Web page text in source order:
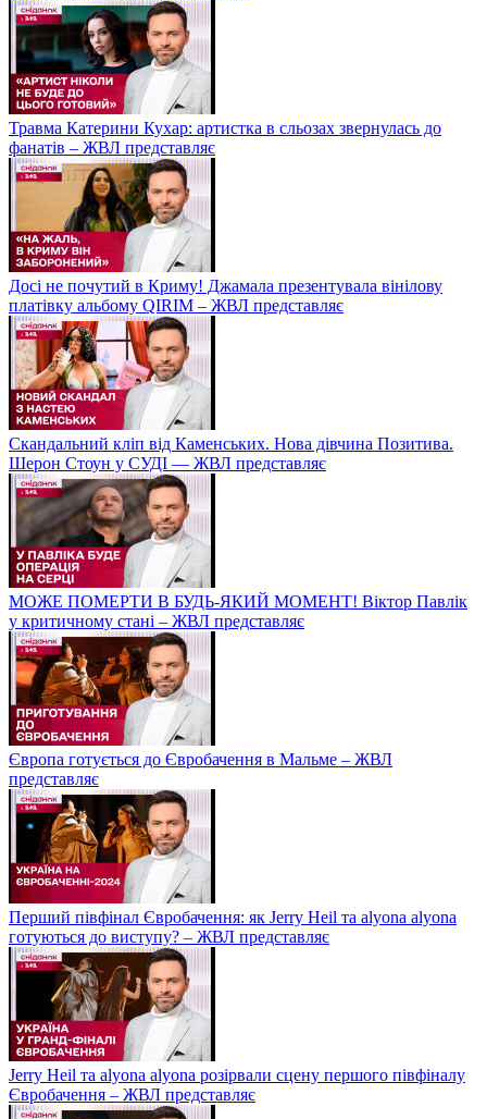
Травма Катерини Кухар: артистка в сльозах звернулась до
фанатів – ЖВЛ представляє
Досі не почутий в Криму! Джамала презентувала вінілову
платівку альбому QIRIM – ЖВЛ представляє
Скандальний кліп від Каменських. Нова дівчина Позитива.
Шерон Стоун у СУДІ — ЖВЛ представляє
МОЖЕ ПОМЕРТИ В БУДЬ-ЯКИЙ МОМЕНТ! Віктор Павлік
у критичному стані – ЖВЛ представляє
Європа готується до Євробачення в Мальме – ЖВЛ
представляє
Перший півфінал Євробачення: як Jerry Heil та alyona alyona
готуються до виступу? – ЖВЛ представляє
Jerry Heil та аlyona аlyona розірвали сцену першого півфіналу
Євробачення – ЖВЛ представляє